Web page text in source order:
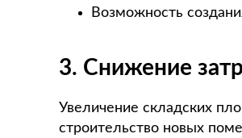
Возможность
3. Снижение
Увеличение складских
строительство новых